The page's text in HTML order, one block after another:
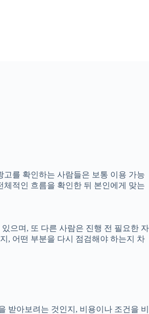
고를 확인하는 사람들은 보통 이용 가능
적인 흐름을 확인한 뒤 본인에게 맞는
으며, 또 다른 사람은 진행 전 필요한 자
, 어떤 부분을 다시 점검해야 하는지 차
받아보려는 것인지, 비용이나 조건을 비